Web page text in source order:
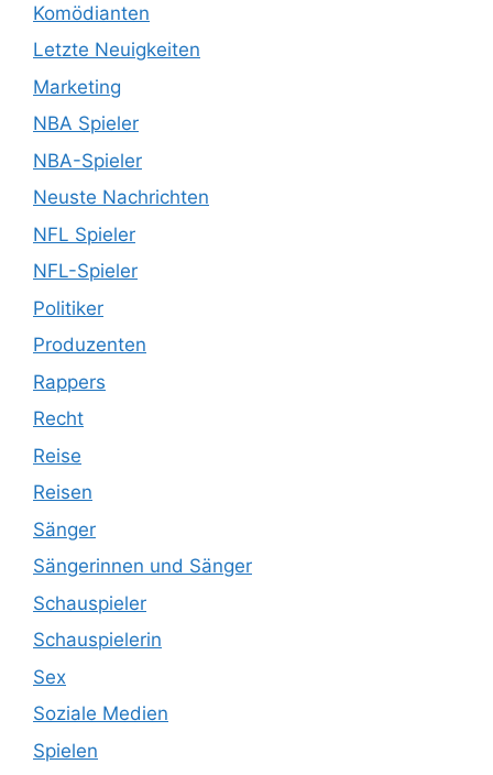
Komödianten
Letzte Neuigkeiten
Marketing
NBA Spieler
NBA-Spieler
Neuste Nachrichten
NFL Spieler
NFL-Spieler
Politiker
Produzenten
Rappers
Recht
Reise
Reisen
Sänger
Sängerinnen und Sänger
Schauspieler
Schauspielerin
Sex
Soziale Medien
Spielen